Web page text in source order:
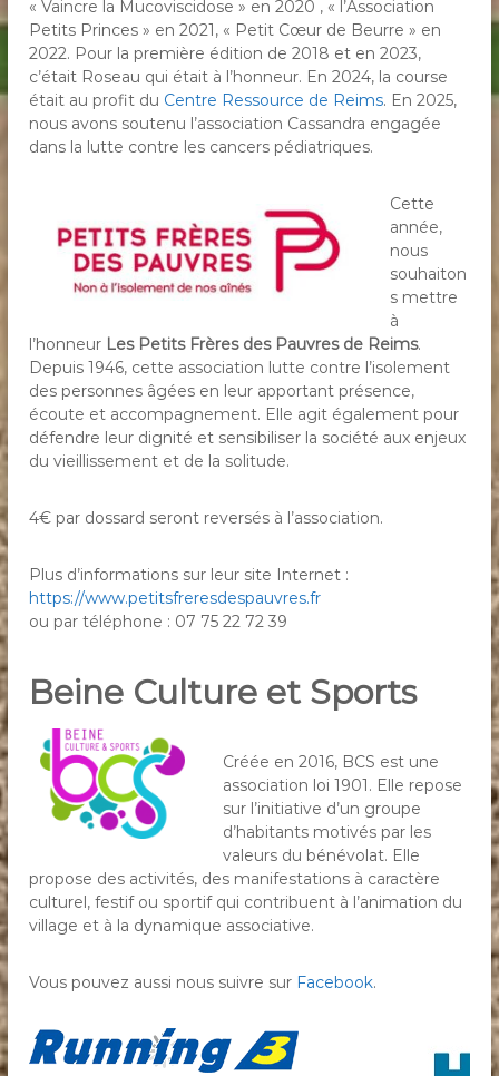
« Vaincre la Mucoviscidose » en 2020 , « l’Association
Petits Princes » en 2021, « Petit Cœur de Beurre » en
2022. Pour la première édition de 2018 et en 2023,
c’était Roseau qui était à l’honneur. En 2024, la course
était au profit du Centre Ressource de Reims. En 2025,
nous avons soutenu l’association Cassandra engagée
dans la lutte contre les cancers pédiatriques.
Cette
année,
nous
souhaiton
s mettre
à
l’honneur Les Petits Frères des Pauvres de Reims.
Depuis 1946, cette association lutte contre l’isolement
des personnes âgées en leur apportant présence,
écoute et accompagnement. Elle agit également pour
défendre leur dignité et sensibiliser la société aux enjeux
du vieillissement et de la solitude.
4€ par dossard seront reversés à l’association.
Plus d’informations sur leur site Internet :
https://www.petitsfreresdespauvres.fr
ou par téléphone : 07 75 22 72 39
Beine Culture et Sports
Créée en 2016, BCS est une
association loi 1901. Elle repose
sur l’initiative d’un groupe
d’habitants motivés par les
valeurs du bénévolat. Elle
propose des activités, des manifestations à caractère
culturel, festif ou sportif qui contribuent à l’animation du
village et à la dynamique associative.
Vous pouvez aussi nous suivre sur Facebook.